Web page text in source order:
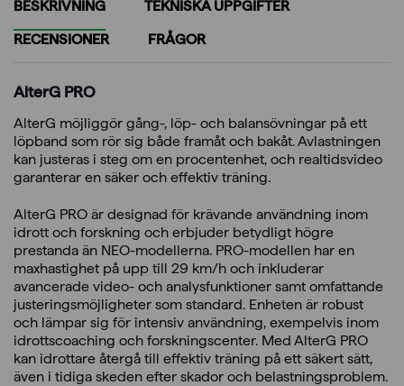
BESKRIVNING
TEKNISKA UPPGIFTER
RECENSIONER
FRÅGOR
AlterG PRO
AlterG möjliggör gång-, löp- och balansövningar på ett
löpband som rör sig både framåt och bakåt. Avlastningen
kan justeras i steg om en procentenhet, och realtidsvideo
garanterar en säker och effektiv träning.
AlterG PRO är designad för krävande användning inom
idrott och forskning och erbjuder betydligt högre
prestanda än NEO-modellerna. PRO-modellen har en
maxhastighet på upp till 29 km/h och inkluderar
avancerade video- och analysfunktioner samt omfattande
justeringsmöjligheter som standard. Enheten är robust
och lämpar sig för intensiv användning, exempelvis inom
idrottscoaching och forskningscenter. Med AlterG PRO
kan idrottare återgå till effektiv träning på ett säkert sätt,
även i tidiga skeden efter skador och belastningsproblem.